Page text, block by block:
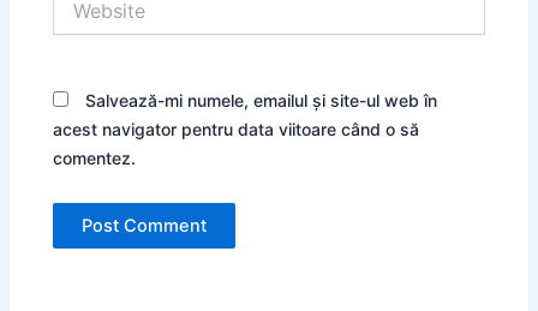
Salvează-mi numele, emailul și site-ul web în
acest navigator pentru data viitoare când o să
comentez.